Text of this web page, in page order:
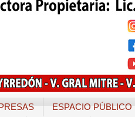
ESPACIO PÚBLICO